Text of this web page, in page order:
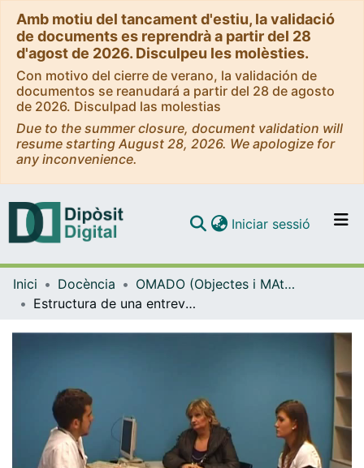
Amb motiu del tancament d'estiu, la validació
de documents es reprendrà a partir del 28
d'agost de 2026. Disculpeu les molèsties.
Con motivo del cierre de verano, la validación de
documentos se reanudará a partir del 28 de agosto
de 2026. Disculpad las molestias
Due to the summer closure, document validation will
resume starting August 28, 2026. We apologize for
any inconvenience.
Navega per tot el DD
Iniciar sessió (current)
Inici Docència
OMADO (Objectes i MAterials DOcents)
Estructura de una entrevista diagnóstica. Exploración física. Cierre